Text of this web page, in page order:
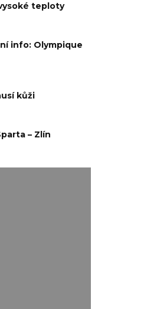
teploty
info: Olympique
kůži
– Zlín